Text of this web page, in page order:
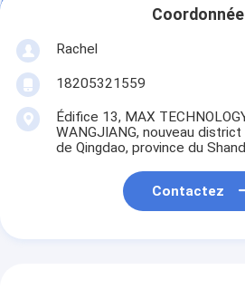
Rachel
18205321559
Édifice 13, MAX
WANGJIANG, nouveau
de Qingdao, province du
Contactez